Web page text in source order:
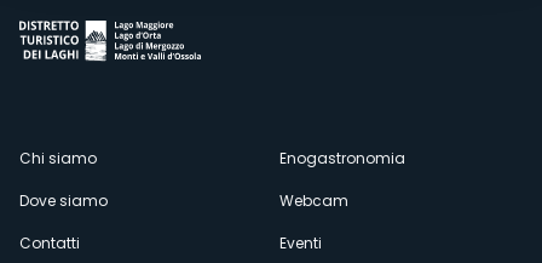
Menù
secondario
Chi siamo
Dove siamo
Contatti
Enogastronomia
Webcam
Eventi